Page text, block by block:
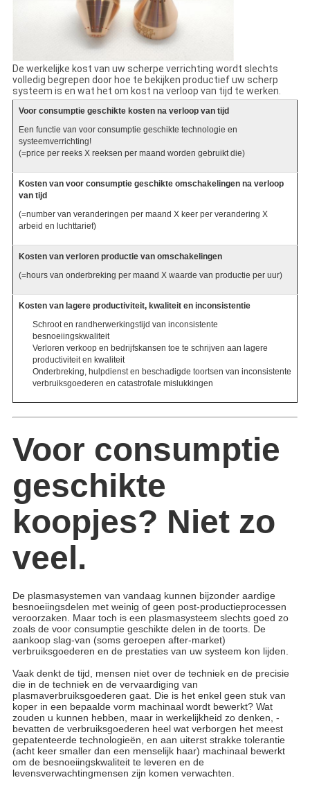
De werkelijke kost van uw scherpe verrichting wordt slechts
volledig begrepen door hoe te bekijken productief uw scherp
systeem is en wat het om kost na verloop van tijd te werken.
Voor consumptie geschikte kosten na verloop van tijd
Een functie van voor consumptie geschikte technologie en
systeemverrichting!
(=price per reeks X reeksen per maand worden gebruikt die)
Kosten van voor consumptie geschikte omschakelingen na verloop
van tijd
(=number van veranderingen per maand X keer per verandering X
arbeid en luchttarief)
Kosten van verloren productie van omschakelingen
(=hours van onderbreking per maand X waarde van productie per uur)
Kosten van lagere productiviteit, kwaliteit en inconsistentie
Schroot en randherwerkingstijd van inconsistente
besnoeiingskwaliteit
Verloren verkoop en bedrijfskansen toe te schrijven aan lagere
productiviteit en kwaliteit
Onderbreking, hulpdienst en beschadigde toortsen van inconsistente
verbruiksgoederen en catastrofale mislukkingen
Voor consumptie
geschikte
koopjes? Niet zo
veel.
De plasmasystemen van vandaag kunnen bijzonder aardige
besnoeiingsdelen met weinig of geen post-productieprocessen
veroorzaken. Maar toch is een plasmasysteem slechts goed zo
zoals de voor consumptie geschikte delen in de toorts. De
aankoop slag-van (soms geroepen after-market)
verbruiksgoederen en de prestaties van uw systeem kon lijden.
Vaak denkt de tijd, mensen niet over de techniek en de precisie
die in de techniek en de vervaardiging van
plasmaverbruiksgoederen gaat. Die is het enkel geen stuk van
koper in een bepaalde vorm machinaal wordt bewerkt? Wat
zouden u kunnen hebben, maar in werkelijkheid zo denken, -
bevatten de verbruiksgoederen heel wat verborgen het meest
gepatenteerde technologieën, en aan uiterst strakke tolerantie
(acht keer smaller dan een menselijk haar) machinaal bewerkt
om de besnoeiingskwaliteit te leveren en de
levensverwachtingmensen zijn komen verwachten.